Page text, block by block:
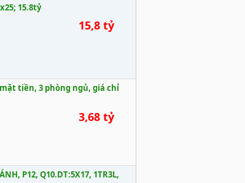
15.8tỷ
15,8 tỷ
tiền, 3 phòng ngủ, giá chỉ
3,68 tỷ
P12, Q10.DT:5X17, 1TR3L,